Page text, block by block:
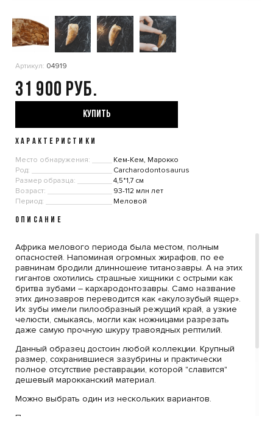
Артикул: 04919
31 900
КУПИТЬ
ХАРАКТЕРИСТИКИ
Место обнаружения:
Кем-Кем, Марокко
Род:
Carcharodontosaurus
Размер образца:
4,5*1,7 см
Возраст:
93-112 млн лет
Период:
Меловой
ОПИСАНИЕ
Африка мелового периода была местом, полным
опасностей. Напоминая огромных жирафов, по ее
равнинам бродили длинношеие титанозавры. А на этих
гигантов охотились страшные хищники с острыми как
бритва зубами – кархародонтозавры. Само название
этих динозавров переводится как «акулозубый ящер».
Их зубы имели пилообразный режущий край, а узкие
челюсти, смыкаясь, могли как ножницами разрезать
даже самую прочную шкуру травоядных рептилий.
Данный образец достоин любой коллекции. Крупный
размер, сохранившиеся зазубрины и практически
полное отсутствие реставрации, которой "славится"
дешевый марокканский материал.
Можно выбрать один из нескольких вариантов.
По вашему желанию, за дополнительную стоимость,